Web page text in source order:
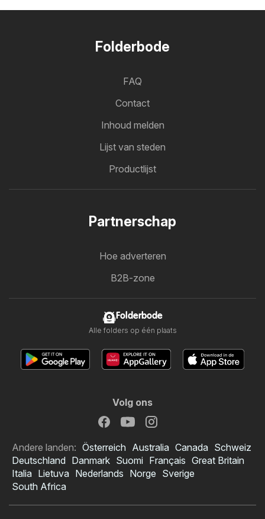
Folderbode
FAQ
Contact
Inhoud melden
Lijst van steden
Productlijst
Partnerschap
Hoe adverteren
B2B-zone
Folderbode
Alle folders op één plaats
Volg ons
Andere landen: Österreich Australia Canada Schweiz
Deutschland Danmark Suomi Français Great Britain
Italia Lietuva Nederlands Norge Sverige
South Africa